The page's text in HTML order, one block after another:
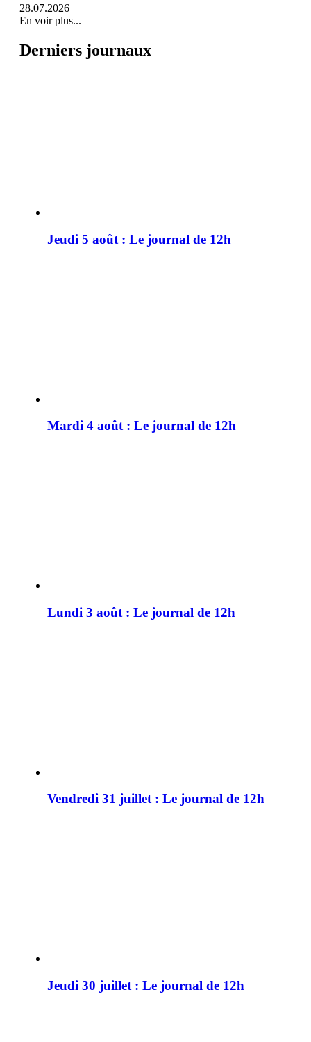
28.07.2026
En voir plus...
Derniers journaux
Jeudi 5 août : Le journal de 12h
Mardi 4 août : Le journal de 12h
Lundi 3 août : Le journal de 12h
Vendredi 31 juillet : Le journal de 12h
Jeudi 30 juillet : Le journal de 12h